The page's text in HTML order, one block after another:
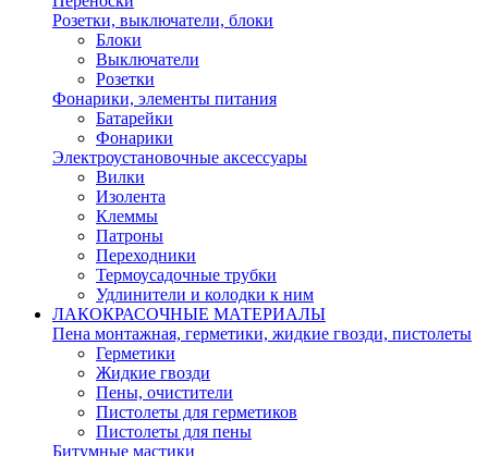
Розетки, выключатели, блоки
Блоки
Выключатели
Розетки
Фонарики, элементы питания
Батарейки
Фонарики
Электроустановочные аксессуары
Вилки
Изолента
Клеммы
Патроны
Переходники
Термоусадочные трубки
Удлинители и колодки к ним
ЛАКОКРАСОЧНЫЕ МАТЕРИАЛЫ
Пена монтажная, герметики, жидкие гвозди, пистолеты
Герметики
Жидкие гвозди
Пены, очистители
Пистолеты для герметиков
Пистолеты для пены
Битумные мастики